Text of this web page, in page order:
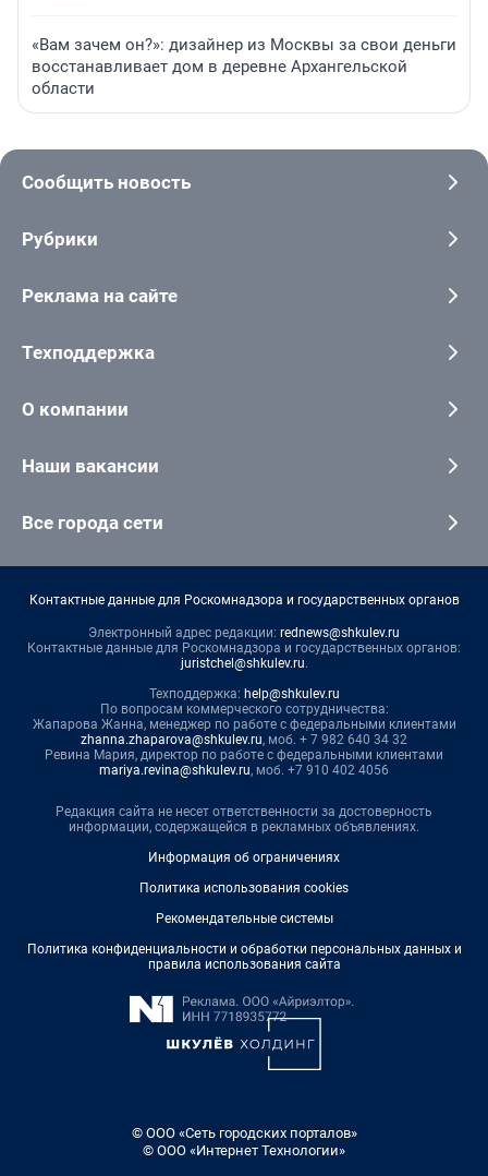
«Вам зачем он?»: дизайнер из Москвы за свои деньги
восстанавливает дом в деревне Архангельской
области
Сообщить новость
Рубрики
Реклама на сайте
Техподдержка
О компании
Наши вакансии
Все города сети
Контактные данные для Роскомнадзора и государственных органов
Электронный адрес редакции: rednews@shkulev.ru
Контактные данные для Роскомнадзора и государственных органов:
juristchel@shkulev.ru.
Техподдержка: help@shkulev.ru
По вопросам коммерческого сотрудничества:
Жапарова Жанна, менеджер по работе с федеральными клиентами
zhanna.zhaparova@shkulev.ru, моб. + 7 982 640 34 32
Ревина Мария, директор по работе с федеральными клиентами
mariya.revina@shkulev.ru, моб. +7 910 402 4056
Редакция сайта не несет ответственности за достоверность
информации, содержащейся в рекламных объявлениях.
Информация об ограничениях
Политика использования cookies
Рекомендательные системы
Политика конфиденциальности и обработки персональных данных и
правила использования сайта
© ООО «Сеть городских порталов»
© ООО «Интернет Технологии»